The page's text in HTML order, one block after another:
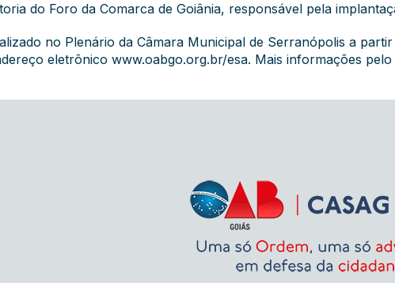
do Foro da Comarca de Goiânia, responsável pela
no Plenário da Câmara Municipal de Serranópolis a
eletrônico www.oabgo.org.br/esa. Mais informações